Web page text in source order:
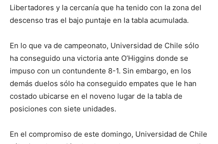
Libertadores y la cercanía que ha tenido con la zona del
descenso tras el bajo puntaje en la tabla acumulada.
En lo que va de campeonato, Universidad de Chile sólo
ha conseguido una victoria ante O’Higgins donde se
impuso con un contundente 8-1. Sin embargo, en los
demás duelos sólo ha conseguido empates que le han
costado ubicarse en el noveno lugar de la tabla de
posiciones con siete unidades.
En el compromiso de este domingo, Universidad de Chile